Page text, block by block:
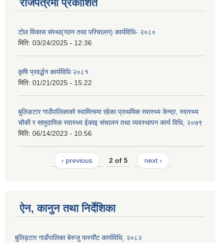
राजपत्रमा प्रकाशित
टोल विकास संस्था(गठन तथा परिचालन) कार्यविधि- २०८०
मिति: 03/24/2025 - 12:36
कृषि प्रवर्द्धन कार्यविधि २०८१
मिति: 01/21/2025 - 15:22
बुलिङटार गाउँपालिकाको स्वामित्वमा रहेका प्राथमिक स्वास्थ्य केन्द्र, स्वास्थ्य
चौकी र सामुदायिक स्वास्थ्य ईकाइ संचालन तथा व्यवस्थापन कार्य विधि, २०७९
मिति: 06/14/2023 - 10:56
‹ previous 2 of 5 next ›
ऐन, कानुन तथा निर्देशिका
बुलिड्टार गाडँपालिका बेरुजु फस्यौंट कार्यविधि, २०८२